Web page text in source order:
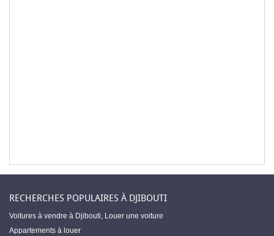
RECHERCHES POPULAIRES À DJIBOUTI
Voitures à vendre à Djibouti, Louer une voiture
Appartements à louer